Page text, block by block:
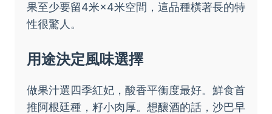
果至少要留4米×4米空間，這品種橫著長的特
性很驚人。
用途決定風味選擇
做果汁選四季紅妃，酸香平衡度最好。鮮食首
推阿根廷種，籽小肉厚。想釀酒的話，沙巴早